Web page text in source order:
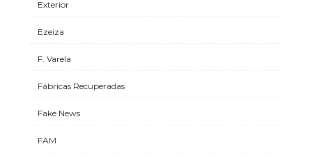
Exterior
Ezeiza
F. Varela
Fábricas Recuperadas
Fake News
FAM